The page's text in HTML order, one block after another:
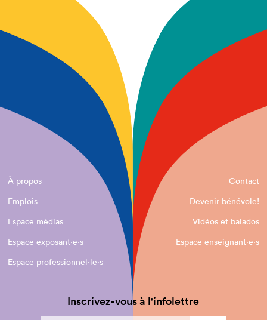
À propos
Contact
Emplois
Devenir bénévole!
Espace médias
Vidéos et balados
Espace exposant·e⋅s
Espace enseignant·e⋅s
Espace professionnel·le⋅s
Inscrivez-vous à l'infolettre